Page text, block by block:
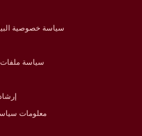
سياسة خصوصية
سياسة ملفات
معلومات